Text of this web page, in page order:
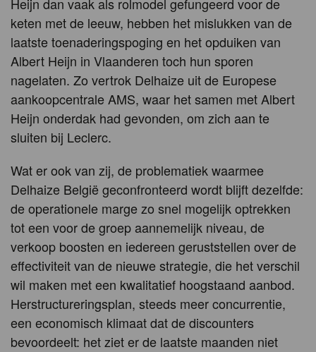
Heijn dan vaak als rolmodel gefungeerd voor de
keten met de leeuw, hebben het mislukken van de
laatste toenaderingspoging en het opduiken van
Albert Heijn in Vlaanderen toch hun sporen
nagelaten. Zo vertrok Delhaize uit de Europese
aankoopcentrale AMS, waar het samen met Albert
Heijn onderdak had gevonden, om zich aan te
sluiten bij Leclerc.
Wat er ook van zij, de problematiek waarmee
Delhaize België geconfronteerd wordt blijft dezelfde:
de operationele marge zo snel mogelijk optrekken
tot een voor de groep aannemelijk niveau, de
verkoop boosten en iedereen geruststellen over de
effectiviteit van de nieuwe strategie, die het verschil
wil maken met een kwalitatief hoogstaand aanbod.
Herstructureringsplan, steeds meer concurrentie,
een economisch klimaat dat de discounters
bevoordeelt: het ziet er de laatste maanden niet